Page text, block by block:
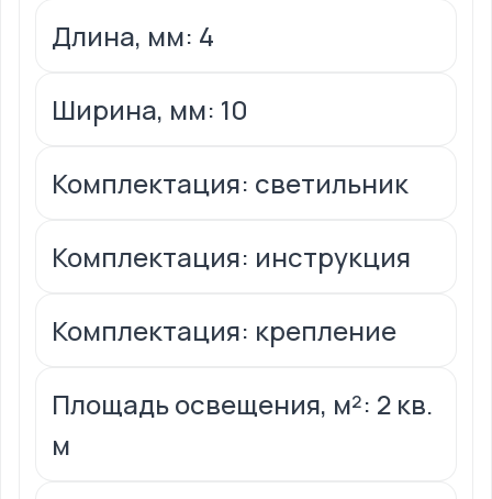
Длина, мм: 4
Ширина, мм: 10
Комплектация: светильник
Комплектация: инструкция
Комплектация: крепление
Площадь освещения, м²: 2 кв.
м